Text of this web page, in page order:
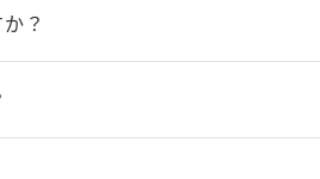
？
みで対応しており、現金での支払は